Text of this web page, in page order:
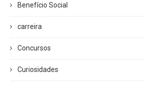
Benefício Social
carreira
Concursos
Curiosidades